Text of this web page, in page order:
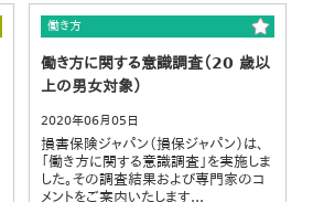
働き方
働き方に関する意識調査（20 歳以
上の男女対象）
2020年06月05日
損害保険ジャパン（損保ジャパン）は、
「働き方に関する意識調査」を実施しま
した。その調査結果および専門家のコ
メントをご案内いたします...